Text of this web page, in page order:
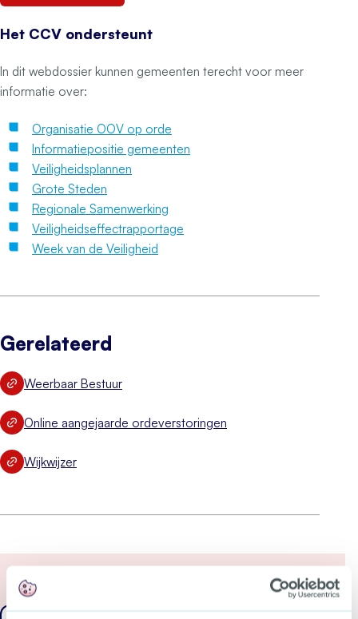
Het CCV ondersteunt
In dit webdossier kunnen gemeenten terecht voor meer
informatie over:
Organisatie OOV op orde
Informatiepositie gemeenten
Veiligheidsplannen
Grote Steden
Regionale Samenwerking
Veiligheidseffectrapportage
Week van de Veiligheid
Gerelateerd
Weerbaar Bestuur
Online aangejaarde ordeverstoringen
Wijkwijzer